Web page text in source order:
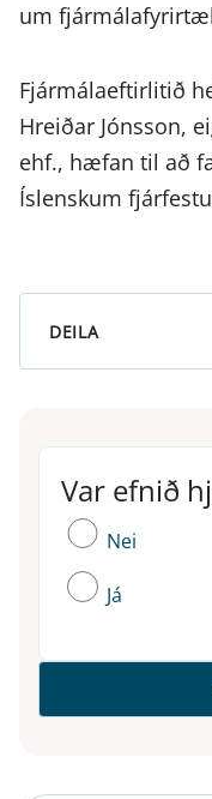
um
Fjármálaeftirlitið
Hreiðar Jónsson,
ehf., hæfan til að
Íslenskum
DEILA
Var efnið
Var efnið
Nei
Já